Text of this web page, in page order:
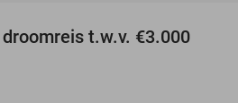
t.w.v. €3.000